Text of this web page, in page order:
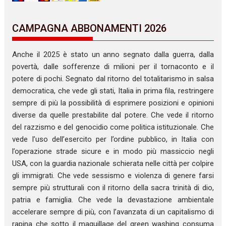
CAMPAGNA ABBONAMENTI 2026
Anche il 2025 è stato un anno segnato dalla guerra, dalla
povertà, dalle sofferenze di milioni per il tornaconto e il
potere di pochi. Segnato dal ritorno del totalitarismo in salsa
democratica, che vede gli stati, Italia in prima fila, restringere
sempre di più la possibilità di esprimere posizioni e opinioni
diverse da quelle prestabilite dal potere. Che vede il ritorno
del razzismo e del genocidio come politica istituzionale. Che
vede l’uso dell’esercito per l’ordine pubblico, in Italia con
l’operazione strade sicure e in modo più massiccio negli
USA, con la guardia nazionale schierata nelle città per colpire
gli immigrati. Che vede sessismo e violenza di genere farsi
sempre più strutturali con il ritorno della sacra trinità di dio,
patria e famiglia. Che vede la devastazione ambientale
accelerare sempre di più, con l’avanzata di un capitalismo di
rapina che sotto il maquillage del green washing consuma